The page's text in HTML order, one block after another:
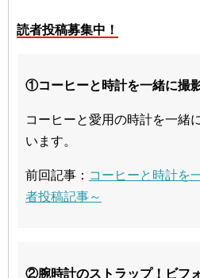
読者投稿募集中！
①コーヒーと時計を一緒に撮
コーヒーと愛用の時計を一緒
います。
前回記事： コーヒーと時計を
者投稿記事～
②腕時計のストラップ！ビフ